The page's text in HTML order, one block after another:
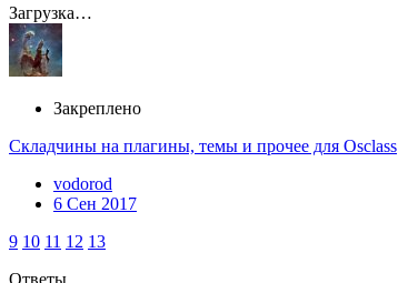
Загрузка…
Закреплено
Складчины на плагины, темы и прочее для Osclass
vodorod
6 Сен 2017
9 10 11 12 13
Ответы